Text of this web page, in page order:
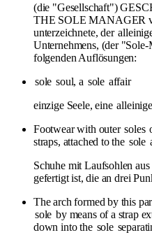
(die "Gesellschaft")
THE SOLE MANAGER
unterzeichnete, der
Unternehmens, (der
folgenden Auflösungen:
sole soul, a sole affair
einzige Seele, eine alleinige
Footwear with outer soles
straps, attached to the sole
Schuhe mit Laufsohlen
gefertigt ist, die an drei
The arch formed by this
sole by means of a strap
down into the sole